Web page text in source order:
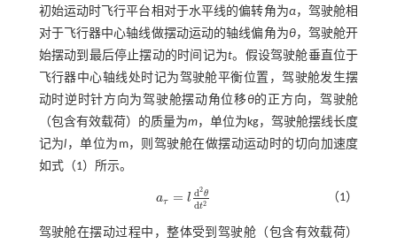
初始运动时飞行平台相对于水平线的偏转角为α，驾驶舱相
对于飞行器中心轴线做摆动运动的轴线偏角为θ，驾驶舱开
始摆动到最后停止摆动的时间记为t。假设驾驶舱垂直位于
飞行器中心轴线处时记为驾驶舱平衡位置，驾驶舱发生摆
动时逆时针方向为驾驶舱摆动角位移θ的正方向，驾驶舱
（包含有效载荷）的质量为m，单位为kg，驾驶舱摆线长度
记为l ，单位为m，则驾驶舱在做摆动运动时的切向加速度
如式（1） 所示。
aτ = l d2θ
dt2
aτ= ld2θdt2 （1）
驾驶舱在摆动过程中，整体受到驾驶舱（包含有效载荷）